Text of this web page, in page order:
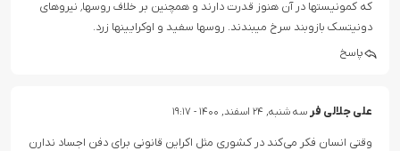
که کمونیستها در آن هنوز قدرت دارند و همچنین بر خلاف روسها٬ نیروهای
دونیتسک بازوبند سرخ میبندند. روسها سفید و اوکرایینها زرد.
پاسخ
علی جلالی فر سه شنبه, ۲۴ اسفند, ۱۴۰۰ - ۱۹:۱۷
وقتی انسان فکر می‌کند در کشوری مثل اکراین قانونی برای دفن اجساد ندارن